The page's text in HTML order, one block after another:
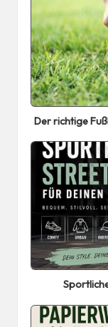
Posted
in
Der richtige
Posted
in